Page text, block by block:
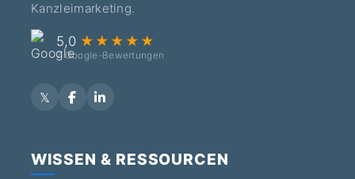
Kanzleimarketing.
5,0 ★★★★★
7 Google-Bewertungen
WISSEN & RESSOURCEN